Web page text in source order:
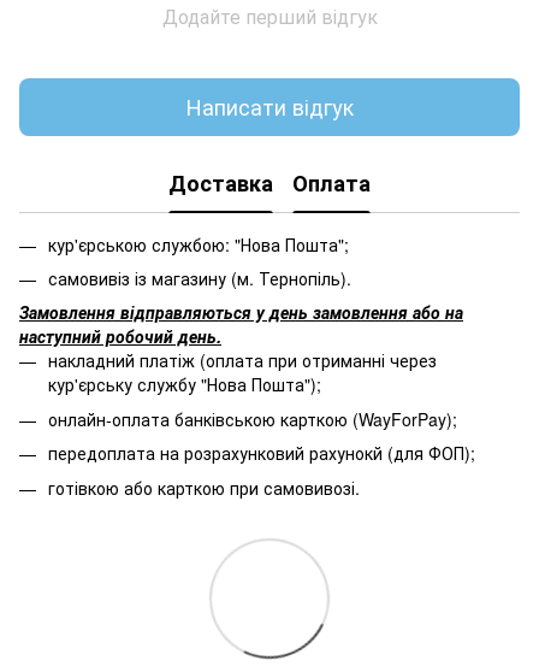
Додайте перший відгук
Написати відгук
Доставка Оплата
кур'єрською службою: "Нова Пошта";
самовивіз із магазину (м. Тернопіль).
Замовлення відправляються у день замовлення або на
наступний робочий день.
накладний платіж (оплата при отриманні через
кур'єрську службу "Нова Пошта");
онлайн-оплата банківською карткою (WayForPay);
передоплата на розрахунковий рахунокй (для ФОП);
готівкою або карткою при самовивозі.